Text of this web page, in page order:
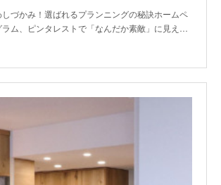
づかみ！選ばれるプランニングの秘訣ホームペ
ラム、ピンタレストで「なんだか素敵」に見え…